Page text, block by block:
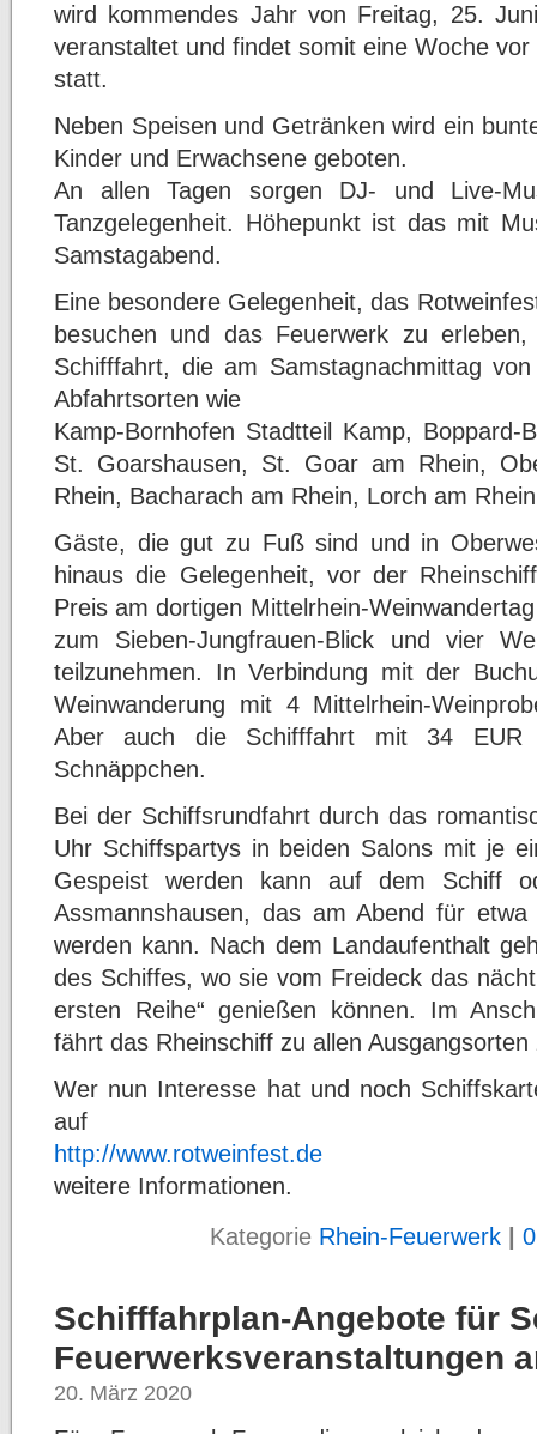
wird kommendes Jahr von Freitag, 25.
veranstaltet und findet somit eine Woche
statt.
Neben Speisen und Getränken wird ein
Kinder und Erwachsene geboten.
An allen Tagen sorgen DJ- und Live-
Tanzgelegenheit. Höhepunkt ist das mit
Samstagabend.
Eine besondere Gelegenheit, das
besuchen und das Feuerwerk zu
Schifffahrt, die am Samstagnachmittag
Abfahrtsorten wie
Kamp-Bornhofen Stadtteil Kamp,
St. Goarshausen, St. Goar am Rhein,
Rhein, Bacharach am Rhein, Lorch am
Gäste, die gut zu Fuß sind und in
hinaus die Gelegenheit, vor der
Preis am dortigen Mittelrhein-
zum Sieben-Jungfrauen-Blick und vier
teilzunehmen. In Verbindung mit der
Weinwanderung mit 4 Mittelrhein-
Aber auch die Schifffahrt mit 34
Schnäppchen.
Bei der Schiffsrundfahrt durch das
Uhr Schiffspartys in beiden Salons mit je
Gespeist werden kann auf dem Schiff
Assmannshausen, das am Abend für etwa
werden kann. Nach dem Landaufenthalt
des Schiffes, wo sie vom Freideck das
ersten Reihe“ genießen können. Im
fährt das Rheinschiff zu allen Ausgangsorten
Wer nun Interesse hat und noch
auf
http://www.rotweinfest.de
weitere Informationen.
Kategorie Rhein-Feuerwerk
Schifffahrplan-Angebote für
Feuerwerksveranstaltungen
20. März 2020